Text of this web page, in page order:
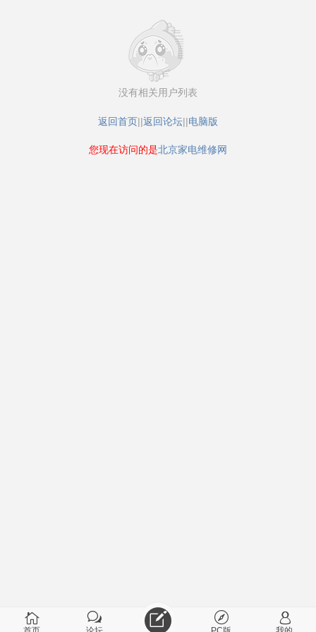
没有相关用户列表
返回首页||返回论坛||电脑版
您现在访问的是北京家电维修网